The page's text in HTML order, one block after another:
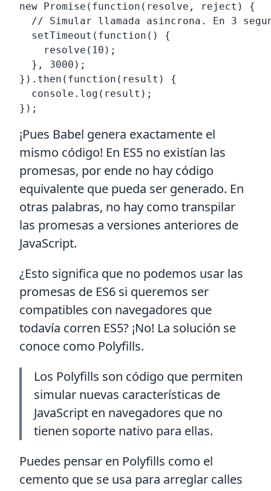
new Promise(function(resolve, reject) {
// Simular llamada asincrona. En 3
  setTimeout(function() {
    resolve(10);
  }, 3000);
}).then(function(result) {
  console.log(result);
¡Pues Babel genera exactamente el
mismo código! En ES5 no existían las
promesas, por ende no hay código
equivalente que pueda ser generado. En
otras palabras, no hay como transpilar
las promesas a versiones anteriores de
JavaScript.
¿Esto significa que no podemos usar las
promesas de ES6 si queremos ser
compatibles con navegadores que
todavía corren ES5? ¡No! La solución se
conoce como Polyfills.
Los Polyfills son código que permiten
simular nuevas características de
JavaScript en navegadores que no
tienen soporte nativo para ellas.
Puedes pensar en Polyfills como el
cemento que se usa para arreglar calles